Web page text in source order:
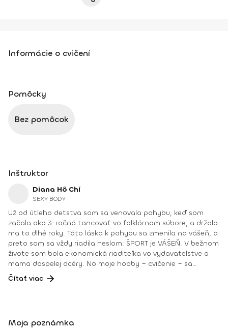
Informácie o cvičení
Pomôcky
Bez pomôcok
Inštruktor
Diana Hô Chí
SEXY BODY
Už od útleho detstva som sa venovala pohybu, keď som
začala ako 3-ročná tancovať vo folklórnom súbore, a držalo
ma to dlhé roky. Táto láska k pohybu sa zmenila na vášeň, a
preto som sa vždy riadila heslom: ŠPORT je VÁŠEŇ. V bežnom
živote som bola ekonomická riaditeľka vo vydavateľstve a
mama dospelej dcéry. No moje hobby – cvičenie – sa
dostávalo do popredia už dlhé roky. Takmer dennodenne
som viedla skupinové tréningy a pre svojich klientov som
ocenením bola vždy pre mňa pozitívna spätná väzba od
Čítať viac
Moja poznámka